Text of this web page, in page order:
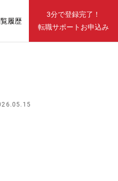
履歴
3分で登録完了！
転職サポートお申込み